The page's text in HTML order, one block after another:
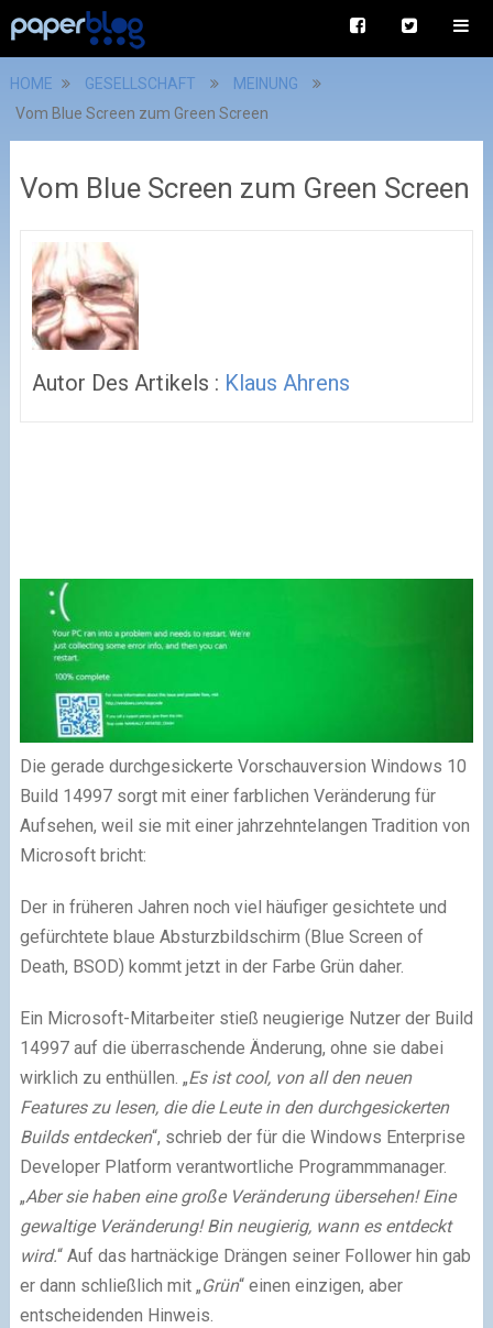
HOME GESELLSCHAFT
MEINUNG
Vom Blue Screen zum Green Screen
Vom Blue Screen zum Green Screen
Autor Des Artikels : Klaus Ahrens
Die gerade durchgesickerte Vorschauversion Windows 10
Build 14997 sorgt mit einer farblichen Veränderung für
Aufsehen, weil sie mit einer jahrzehntelangen Tradition von
Microsoft bricht:
Der in früheren Jahren noch viel häufiger gesichtete und
gefürchtete blaue Absturzbildschirm (Blue Screen of
Death, BSOD) kommt jetzt in der Farbe Grün daher.
Ein Microsoft-Mitarbeiter stieß neugierige Nutzer der Build
14997 auf die überraschende Änderung, ohne sie dabei
wirklich zu enthüllen. „Es ist cool, von all den neuen
Features zu lesen, die die Leute in den durchgesickerten
Builds entdecken“, schrieb der für die Windows Enterprise
Developer Platform verantwortliche Programmmanager.
„Aber sie haben eine große Veränderung übersehen! Eine
gewaltige Veränderung! Bin neugierig, wann es entdeckt
wird.“ Auf das hartnäckige Drängen seiner Follower hin gab
er dann schließlich mit „Grün“ einen einzigen, aber
entscheidenden Hinweis.